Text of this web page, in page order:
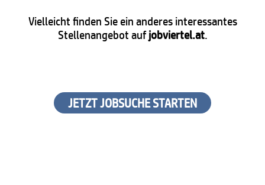
Vielleicht finden Sie ein anderes interessantes
Stellenangebot aufjobviertel.at.
JETZT JOBSUCHE STARTEN